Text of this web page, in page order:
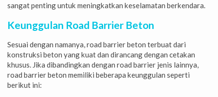
sangat penting untuk meningkatkan keselamatan berkendara.
Keunggulan Road Barrier Beton
Sesuai dengan namanya, road barrier beton terbuat dari
konstruksi beton yang kuat dan dirancang dengan cetakan
khusus. Jika dibandingkan dengan road barrier jenis lainnya,
road barrier beton memiliki beberapa keunggulan seperti
berikut ini: